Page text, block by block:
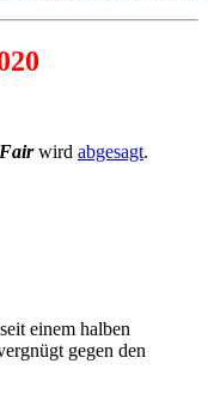
wird abgesagt.
einem halben
gegen den